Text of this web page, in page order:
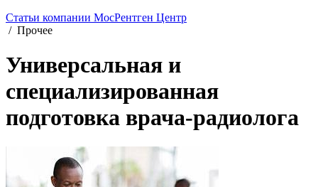
Статьи компании МосРентген Центр
/ Прочее
Универсальная и
специализированная
подготовка врача-радиолога